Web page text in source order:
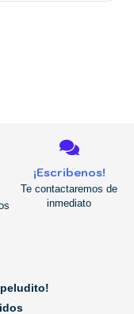
¡Escribenos!
Te contactaremos de
inmediato